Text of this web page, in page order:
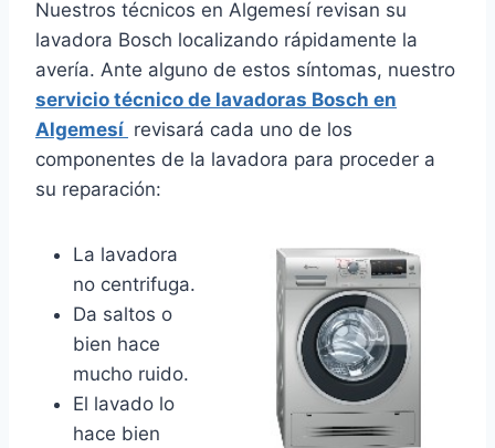
Nuestros técnicos en Algemesí revisan su
lavadora Bosch localizando rápidamente la
avería. Ante alguno de estos síntomas, nuestro
servicio técnico de lavadoras Bosch en
Algemesí revisará cada uno de los
componentes de la lavadora para proceder a
su reparación:
La lavadora
no centrifuga.
Da saltos o
bien hace
mucho ruido.
El lavado lo
hace bien